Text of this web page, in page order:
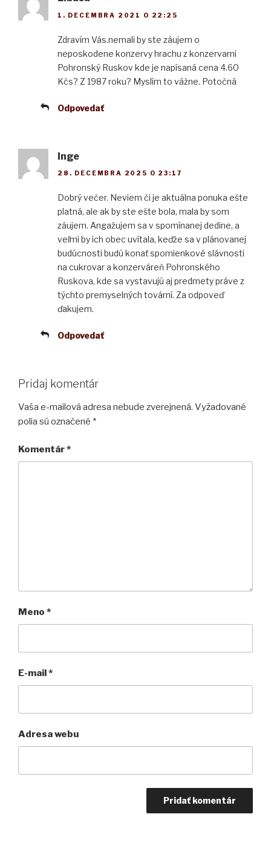
1. DECEMBRA 2021 O 22:25
Zdravím Vás.nemali by ste záujem o
neposkodene konzervy hrachu z konzervarni
Pohronský Ruskov kde je napísaná cena 4.60
Kčs? Z 1987 roku? Myslím to vážne. Potočná
Odpovedať
Inge
28. DECEMBRA 2025 O 23:17
Dobrý večer. Neviem či je aktuálna ponuka ešte
platná, ale ak by ste ešte bola, mala by som
záujem. Angažujem sa v spomínanej dedine, a
veľmi by ich obec uvítala, keďže sa v plánovanej
budúcnosti budú konať spomienkové slávnosti
na cukrovar a konzerváreň Pohronského
Ruskova, kde sa vystavujú aj predmety práve z
týchto premyselných tovární. Za odpoveď
ďakujem.
Odpovedať
Pridaj komentár
Vaša e-mailová adresa nebude zverejnená. Vyžadované
polia sú označené *
Komentár*
Meno *
E-mail*
Adresa webu